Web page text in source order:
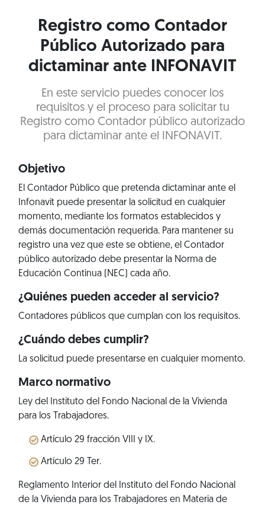
Registro como Contador
Público Autorizado para
dictaminar ante INFONAVIT
En este servicio puedes conocer los
requisitos y el proceso para solicitar tu
Registro como Contador público autorizado
para dictaminar ante el INFONAVIT.
Objetivo
El Contador Público que pretenda dictaminar ante el
Infonavit puede presentar la solicitud en cualquier
momento, mediante los formatos establecidos y
demás documentación requerida. Para mantener su
registro una vez que este se obtiene, el Contador
público autorizado debe presentar la Norma de
Educación Continua (NEC) cada año.
¿Quiénes pueden acceder al servicio?
Contadores públicos que cumplan con los requisitos.
¿Cuándo debes cumplir?
La solicitud puede presentarse en cualquier momento.
Marco normativo
Ley del Instituto del Fondo Nacional de la Vivienda
para los Trabajadores.
Artículo 29 fracción VIII y IX.
Artículo 29 Ter.
Reglamento Interior del Instituto del Fondo Nacional
de la Vivienda para los Trabajadores en Materia de